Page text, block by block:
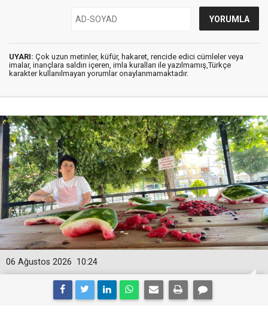
UYARI: Çok uzun metinler, küfür, hakaret, rencide edici cümleler veya
imalar, inançlara saldırı içeren, imla kuralları ile yazılmamış,Türkçe
karakter kullanılmayan yorumlar onaylanmamaktadır.
10:24
06 Ağustos 2026